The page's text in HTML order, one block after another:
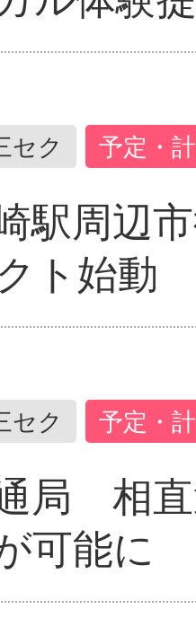
セク 予定・
周辺
ト始動
セク 予定・
局 相
可能に